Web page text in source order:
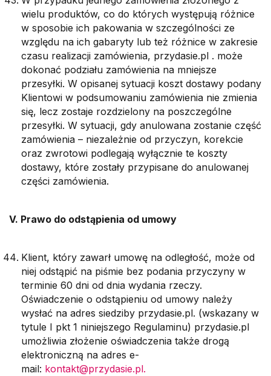
wielu produktów, co do których występują różnice
w sposobie ich pakowania w szczególności ze
względu na ich gabaryty lub też różnice w zakresie
czasu realizacji zamówienia, przydasie.pl . może
dokonać podziału zamówienia na mniejsze
przesyłki. W opisanej sytuacji koszt dostawy podany
Klientowi w podsumowaniu zamówienia nie zmienia
się, lecz zostaje rozdzielony na poszczególne
przesyłki. W sytuacji, gdy anulowana zostanie część
zamówienia – niezależnie od przyczyn, korekcie
oraz zwrotowi podlegają wyłącznie te koszty
dostawy, które zostały przypisane do anulowanej
części zamówienia.
V. Prawo do odstąpienia od umowy
Klient, który zawarł umowę na odległość, może od
niej odstąpić na piśmie bez podania przyczyny w
terminie 60 dni od dnia wydania rzeczy.
Oświadczenie o odstąpieniu od umowy należy
wysłać na adres siedziby przydasie.pl. (wskazany w
tytule I pkt 1 niniejszego Regulaminu) przydasie.pl
umożliwia złożenie oświadczenia także drogą
elektroniczną na adres e-
mail: kontakt@przydasie.pl.